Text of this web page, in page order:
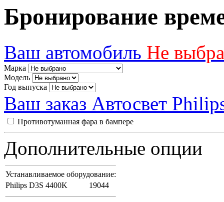
Бронирование
Ваш автомобиль Не
Марка
Модель
Год выпуска
Ваш заказ Автосвет
Противотуманная фара в бампере
Дополнительные опции
Устанавливаемое оборудование:
Philips D3S 4400K
19044